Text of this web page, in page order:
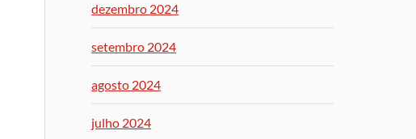
dezembro 2024
setembro 2024
agosto 2024
julho 2024